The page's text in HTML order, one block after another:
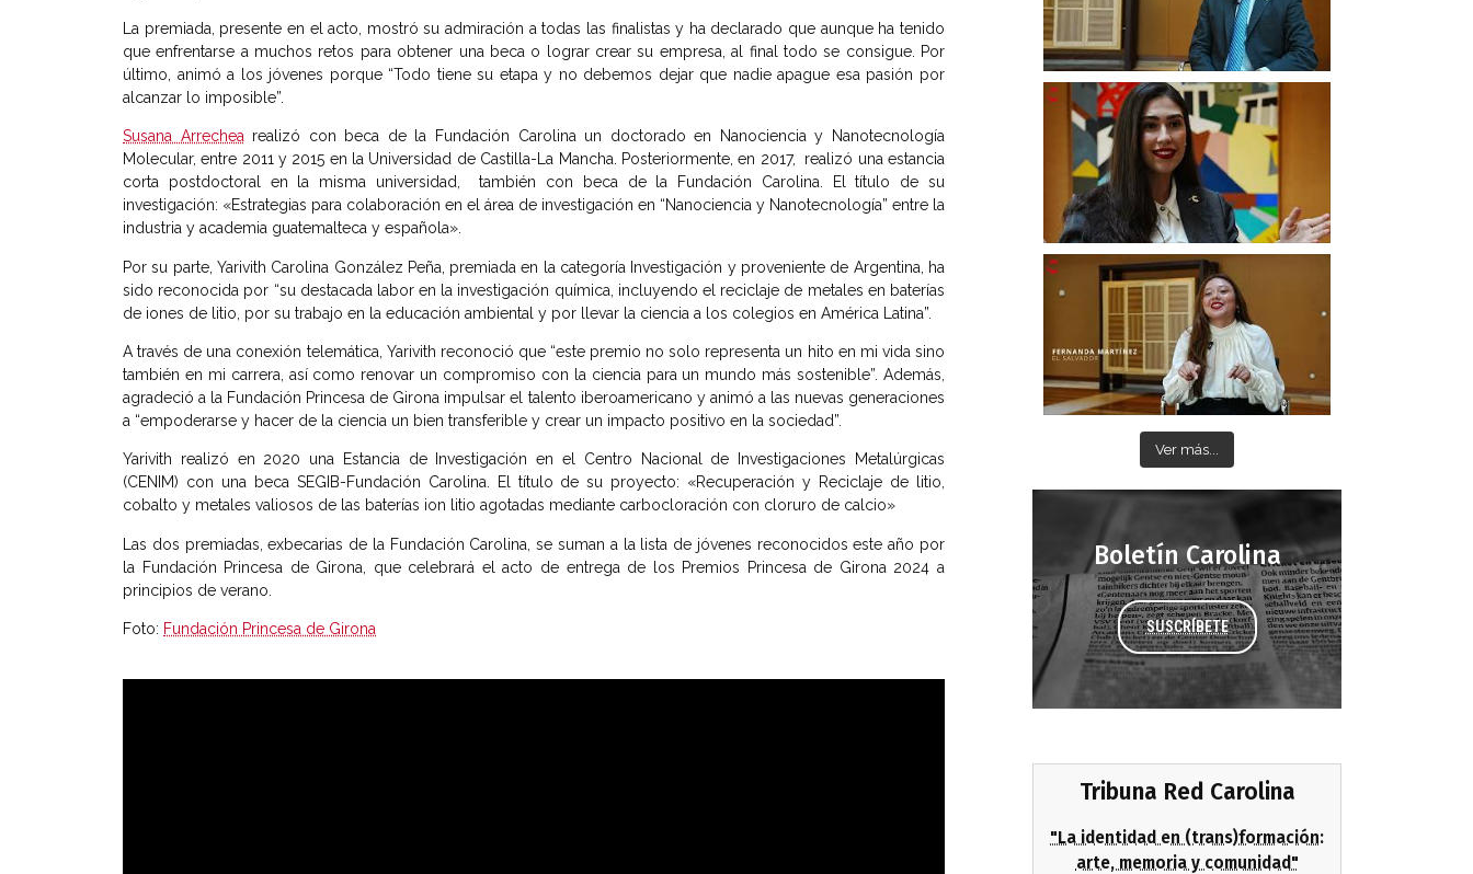
La premiada, presente en el acto, mostró su admiración a todas las finalistas y ha declarado que aunque ha tenido
que enfrentarse a muchos retos para obtener una beca o lograr crear su empresa, al final todo se consigue. Por
último, animó a los jóvenes porque “Todo tiene su etapa y no debemos dejar que nadie apague esa pasión por
alcanzar lo imposible”.
Susana Arrechearealizó con beca de la Fundación Carolina un doctorado en Nanociencia y Nanotecnología
Molecular, entre 2011 y 2015 en la Universidad de Castilla-La Mancha. Posteriormente, en 2017, realizó una estancia
corta postdoctoral en la misma universidad, también con beca de la Fundación Carolina. El título de su
investigación: «Estrategias para colaboración en el área de investigación en “Nanociencia y Nanotecnología” entre la
industria y academia guatemalteca y española».
Por su parte, Yarivith Carolina González Peña, premiada en la categoría Investigación y proveniente de Argentina, ha
sido reconocida por “su destacada labor en la investigación química, incluyendo el reciclaje de metales en baterías
de iones de litio, por su trabajo en la educación ambiental y por llevar la ciencia a los colegios en América Latina”.
A través de una conexión telemática, Yarivith reconoció que “este premio no solo representa un hito en mi vida sino
también en mi carrera, así como renovar un compromiso con la ciencia para un mundo más sostenible”. Además,
agradeció a la Fundación Princesa de Girona impulsar el talento iberoamericano y animó a las nuevas generaciones
a “empoderarse y hacer de la ciencia un bien transferible y crear un impacto positivo en la sociedad”.
Yarivith realizó en 2020 una Estancia de Investigación en el Centro Nacional de Investigaciones Metalúrgicas
(CENIM) con una beca SEGIB-Fundación Carolina. El título de su proyecto: «Recuperación y Reciclaje de litio,
cobalto y metales valiosos de las baterías ion litio agotadas mediante carbocloración con cloruro de calcio»
Las dos premiadas, exbecarias de la Fundación Carolina, se suman a la lista de jóvenes reconocidos este año por
la Fundación Princesa de Girona, que celebrará el acto de entrega de los Premios Princesa de Girona 2024 a
principios de verano.
Foto: Fundación Princesa de Girona
Ver más...
Boletín Carolina
SUSCRÍBETE
Tribuna Red Carolina
"La identidad en (trans)formación:
arte, memoria y comunidad"